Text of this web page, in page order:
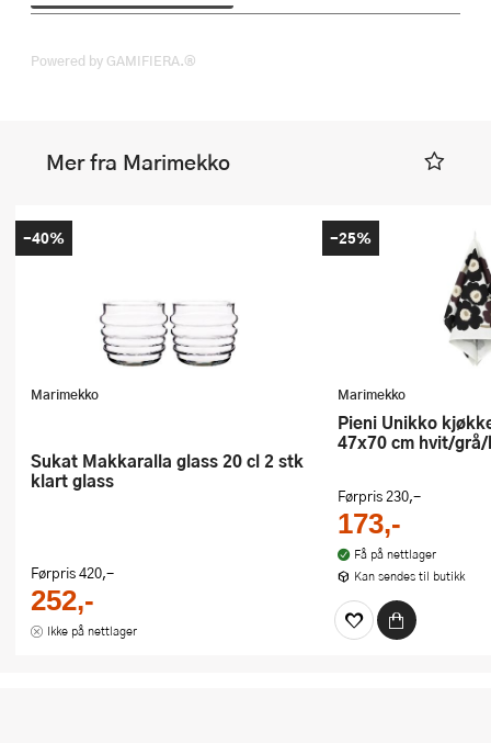
Powered by GAMIFIERA.®
Mer fra Marimekko
Marimekko
Sukat Makkaralla glass 20 cl 2 stk
klart glass
Førpris420,-
252,-
Ikke på nettlager
-40%
Marimekko
Pieni Unikko kjøkkenhåndkle
47x70 cm hvit/
Førpris230,-
173,-
Få på nettlager
Kan sendes til butikk
-25%